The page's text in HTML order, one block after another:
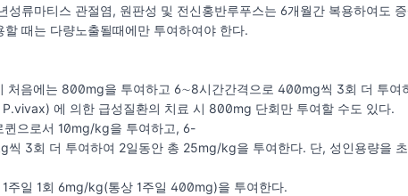
성류마티스 관절염, 원판성 및 전신홍반루푸스는 6개월간 복용하여도
때는 다량노출될때에만 투여하여야 한다.
처음에는 800mg을 투여하고 6∼8시간간격으로 400mg씩 3회 더 투여
에 의한 급성질환의 치료 시 800mg 단회만 투여할 수도 있다.
퀸으로서 10mg/kg을 투여하고, 6-
씩 3회 더 투여하여 2일동안 총 25mg/kg을 투여한다. 단, 성인용량을
주일 1회 6mg/kg(통상 1주일 400mg)을 투여한다.